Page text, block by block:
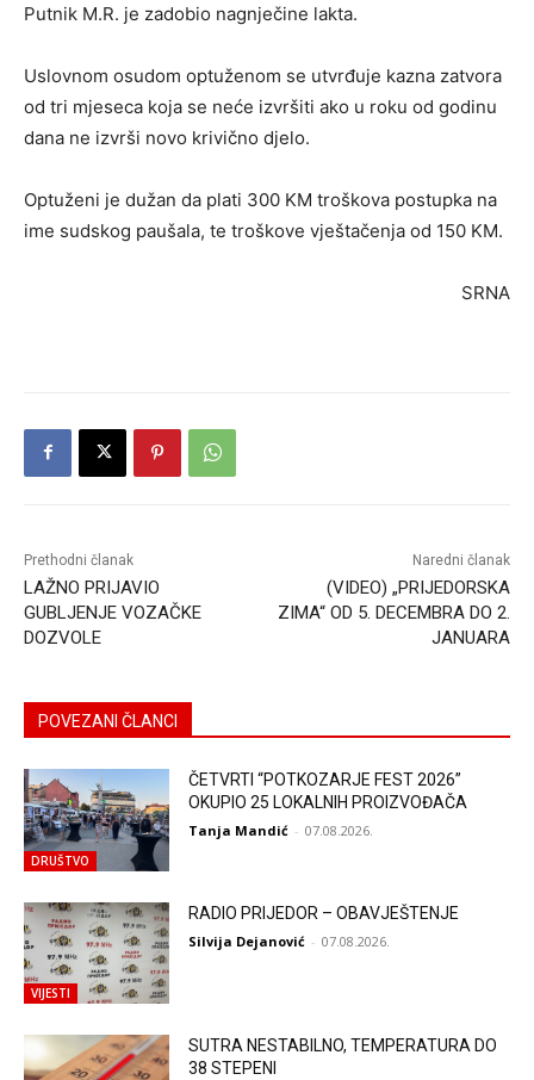
Putnik M.R. je zadobio nagnječine lakta.
Uslovnom osudom optuženom se utvrđuje kazna zatvora
od tri mjeseca koja se neće izvršiti ako u roku od godinu
dana ne izvrši novo krivično djelo.
Optuženi je dužan da plati 300 KM troškova postupka na
ime sudskog paušala, te troškove vještačenja od 150 KM.
SRNA
Prethodni članak
LAŽNO PRIJAVIO
GUBLJENJE VOZAČKE
DOZVOLE
Naredni članak
(VIDEO) „PRIJEDORSKA
ZIMA“ OD 5. DECEMBRA DO 2.
JANUARA
POVEZANI ČLANCI
DRUŠTVO
ČETVRTI “POTKOZARJE FEST 2026”
OKUPIO 25 LOKALNIH PROIZVOĐAČA
Tanja Mandić - 07.08.2026.
VIJESTI
RADIO PRIJEDOR – OBAVJEŠTENJE
Silvija Dejanović - 07.08.2026.
SUTRA NESTABILNO, TEMPERATURA DO
38 STEPENI